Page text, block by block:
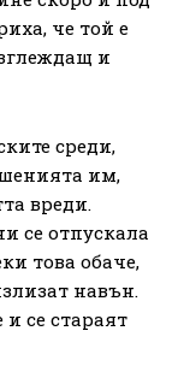
че той е
и
среди,
им,
вреди.
се отпускала
това обаче,
навън.
се стараят